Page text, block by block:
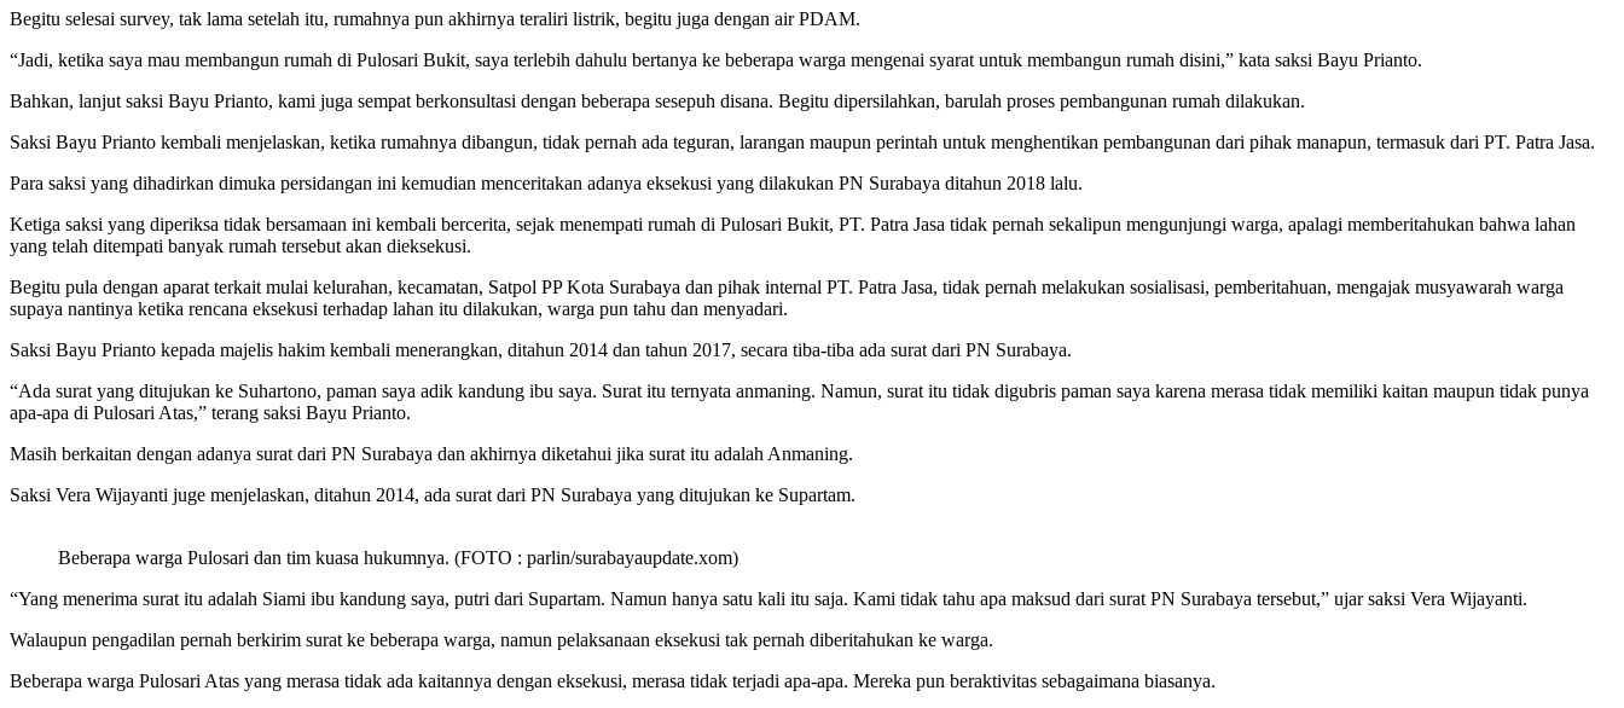
Begitu selesai survey, tak lama setelah itu, rumahnya pun akhirnya teraliri listrik, begitu juga dengan air PDAM.
“Jadi, ketika saya mau membangun rumah di Pulosari Bukit, saya terlebih dahulu bertanya ke beberapa warga mengenai syarat untuk membangun rumah disini,” kata saksi Bayu Prianto.
Bahkan, lanjut saksi Bayu Prianto, kami juga sempat berkonsultasi dengan beberapa sesepuh disana. Begitu dipersilahkan, barulah proses pembangunan rumah dilakukan.
Saksi Bayu Prianto kembali menjelaskan, ketika rumahnya dibangun, tidak pernah ada teguran, larangan maupun perintah untuk menghentikan pembangunan dari pihak manapun, termasuk dari PT. Patra Jasa.
Para saksi yang dihadirkan dimuka persidangan ini kemudian menceritakan adanya eksekusi yang dilakukan PN Surabaya ditahun 2018 lalu.
Ketiga saksi yang diperiksa tidak bersamaan ini kembali bercerita, sejak menempati rumah di Pulosari Bukit, PT. Patra Jasa tidak pernah sekalipun mengunjungi warga, apalagi memberitahukan bahwa lahan
yang telah ditempati banyak rumah tersebut akan dieksekusi.
Begitu pula dengan aparat terkait mulai kelurahan, kecamatan, Satpol PP Kota Surabaya dan pihak internal PT. Patra Jasa, tidak pernah melakukan sosialisasi, pemberitahuan, mengajak musyawarah warga
supaya nantinya ketika rencana eksekusi terhadap lahan itu dilakukan, warga pun tahu dan menyadari.
Saksi Bayu Prianto kepada majelis hakim kembali menerangkan, ditahun 2014 dan tahun 2017, secara tiba-tiba ada surat dari PN Surabaya.
“Ada surat yang ditujukan ke Suhartono, paman saya adik kandung ibu saya. Surat itu ternyata anmaning. Namun, surat itu tidak digubris paman saya karena merasa tidak memiliki kaitan maupun tidak punya
apa-apa di Pulosari Atas,” terang saksi Bayu Prianto.
Masih berkaitan dengan adanya surat dari PN Surabaya dan akhirnya diketahui jika surat itu adalah Anmaning.
Saksi Vera Wijayanti juge menjelaskan, ditahun 2014, ada surat dari PN Surabaya yang ditujukan ke Supartam.
Beberapa warga Pulosari dan tim kuasa hukumnya. (FOTO : parlin/surabayaupdate.xom)
“Yang menerima surat itu adalah Siami ibu kandung saya, putri dari Supartam. Namun hanya satu kali itu saja. Kami tidak tahu apa maksud dari surat PN Surabaya tersebut,” ujar saksi Vera Wijayanti.
Walaupun pengadilan pernah berkirim surat ke beberapa warga, namun pelaksanaan eksekusi tak pernah diberitahukan ke warga.
Beberapa warga Pulosari Atas yang merasa tidak ada kaitannya dengan eksekusi, merasa tidak terjadi apa-apa. Mereka pun beraktivitas sebagaimana biasanya.